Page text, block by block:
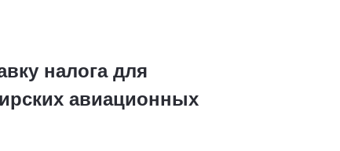
налога для
авиационных